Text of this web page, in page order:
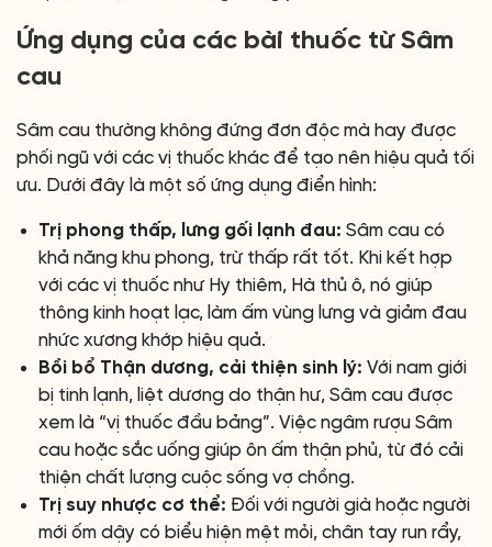
Ứng dụng của các bài thuốc từ Sâm
cau
Sâm cau thường không đứng đơn độc mà hay được
phối ngũ với các vị thuốc khác để tạo nên hiệu quả tối
ưu. Dưới đây là một số ứng dụng điển hình:
Trị phong thấp, lưng gối lạnh đau: Sâm cau có
khả năng khu phong, trừ thấp rất tốt. Khi kết hợp
với các vị thuốc như Hy thiêm, Hà thủ ô, nó giúp
thông kinh hoạt lạc, làm ấm vùng lưng và giảm đau
nhức xương khớp hiệu quả.
Bồi bổ Thận dương, cải thiện sinh lý: Với nam giới
bị tinh lạnh, liệt dương do thận hư, Sâm cau được
xem là “vị thuốc đầu bảng”. Việc ngâm rượu Sâm
cau hoặc sắc uống giúp ôn ấm thận phủ, từ đó cải
thiện chất lượng cuộc sống vợ chồng.
Trị suy nhược cơ thể: Đối với người già hoặc người
mới ốm dậy có biểu hiện mệt mỏi, chân tay run rẩy,